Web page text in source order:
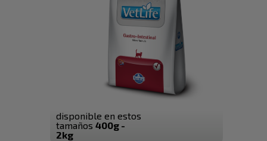
disponible en estos
tamaños 400g -
2kg